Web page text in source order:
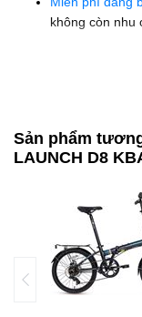
không còn nhu
Sản phẩm
LAUNCH D8